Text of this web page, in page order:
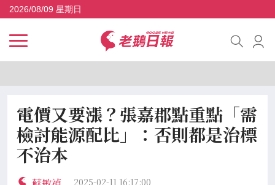
2026/08/09 星期日
電價又要漲？張嘉郡點重點「需
檢討能源配比」：否則都是治標
不治本
2025-02-11 16:17:00